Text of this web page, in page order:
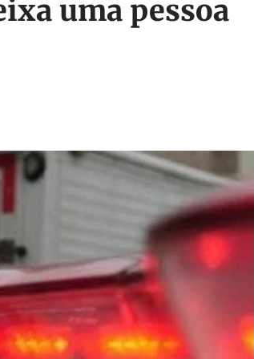
uma pessoa